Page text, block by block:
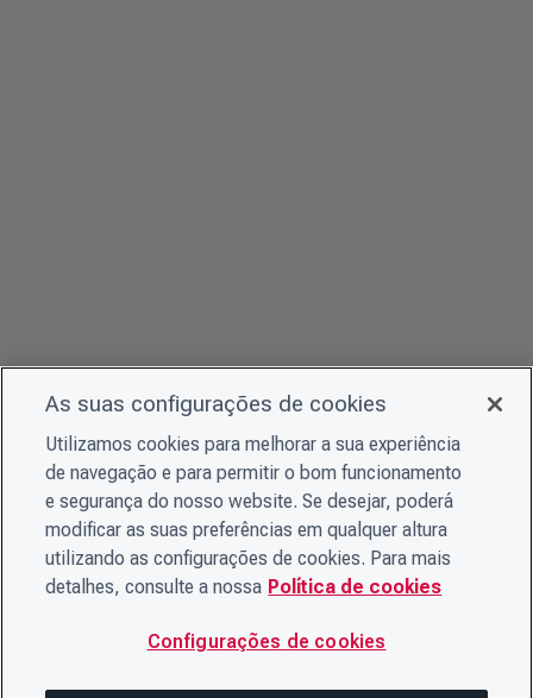
As suas configurações de cookies
Utilizamos cookies para melhorar a sua experiência
de navegação e para permitir o bom funcionamento
e segurança do nosso website. Se desejar, poderá
modificar as suas preferências em qualquer altura
utilizando as configurações de cookies. Para mais
detalhes, consulte a nossa Política de cookies
Configurações de cookies